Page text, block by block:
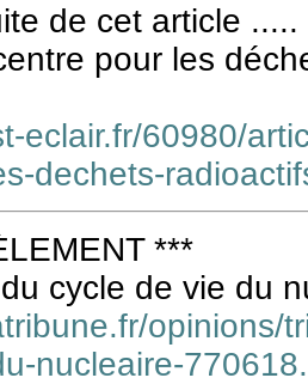
de cet article .....
pour les
eclair.fr/60980/
dechets-
***
cycle de vie du
opinions/
nucleaire-